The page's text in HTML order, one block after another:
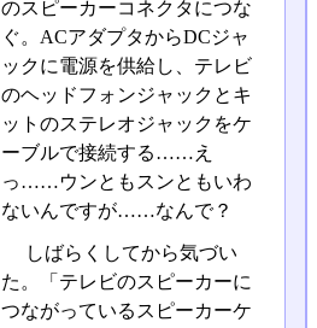
のスピーカーコネクタにつな
ぐ。ACアダプタからDCジャ
ックに電源を供給し、テレビ
のヘッドフォンジャックとキ
ットのステレオジャックをケ
ーブルで接続する……え
っ……ウンともスンともいわ
ないんですが……なんで？
しばらくしてから気づい
た。「テレビのスピーカーに
つながっているスピーカーケ